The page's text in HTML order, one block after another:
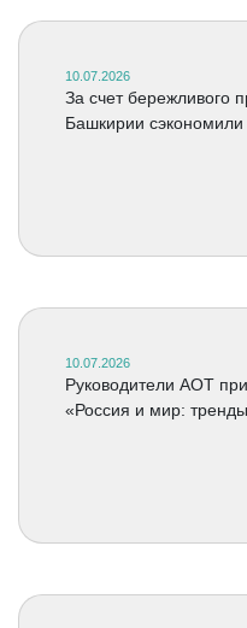
10.07.2026
За счет бережливого
Башкирии
10.07.2026
Руководители АОТ
«Россия и мир: